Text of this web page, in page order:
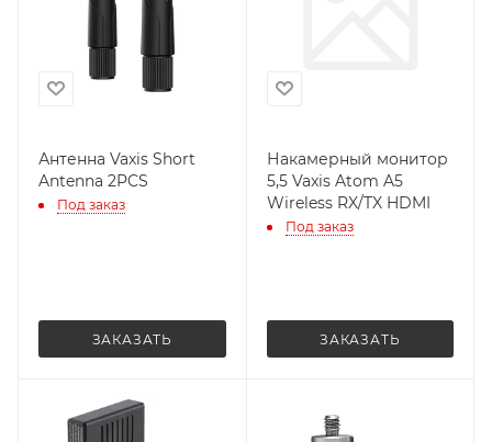
Антенна Vaxis Short
Antenna 2PCS
Под заказ
ЗАКАЗАТЬ
Накамерный монитор
5,5 Vaxis Atom A5
Wireless RX/TX HDMI
Под заказ
ЗАКАЗАТЬ